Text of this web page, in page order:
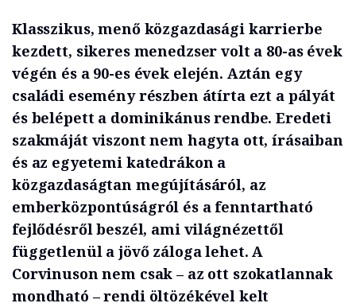
Klasszikus, menő közgazdasági karrierbe
kezdett, sikeres menedzser volt a 80-as évek
végén és a 90-es évek elején. Aztán egy
családi esemény részben átírta ezt a pályát
és belépett a dominikánus rendbe. Eredeti
szakmáját viszont nem hagyta ott, írásaiban
és az egyetemi katedrákon a
közgazdaságtan megújításáról, az
emberközpontúságról és a fenntartható
fejlődésről beszél, ami világnézettől
függetlenül a jövő záloga lehet. A
Corvinuson nem csak – az ott szokatlannak
mondható – rendi öltözékével kelt